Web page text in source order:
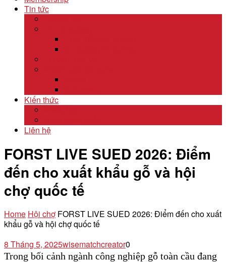
Tin tức
Kiến thức
Liên hệ
FORST LIVE SUED 2026: Điểm
đến cho xuất khẩu gỗ và hội
chợ quốc tế
Home Hội chợ FORST LIVE SUED 2026: Điểm đến cho xuất
khẩu gỗ và hội chợ quốc tế
8 Tháng 5, 2025wisematchcreator0
Trong bối cảnh ngành công nghiệp gỗ toàn cầu đang